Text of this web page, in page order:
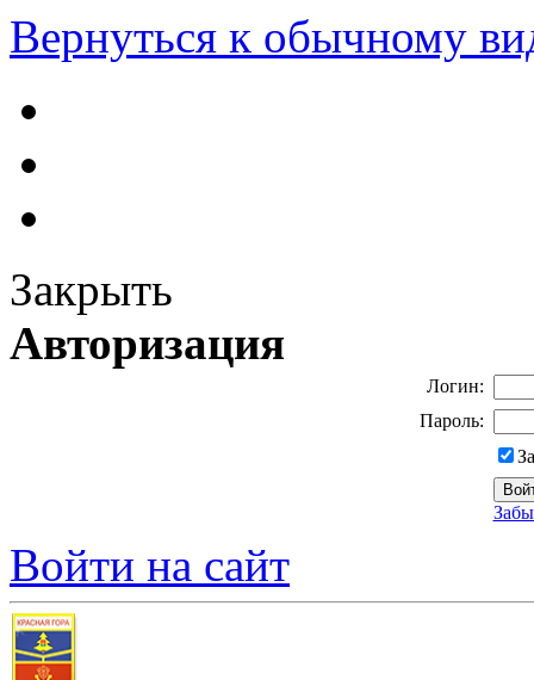
Вернуться к обычному
Закрыть
Авторизация
Логин:
Пароль:
Войти на сайт